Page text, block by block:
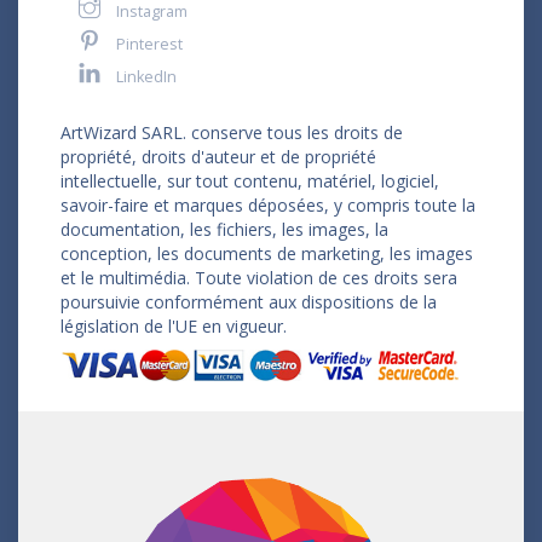
Instagram
Pinterest
LinkedIn
ArtWizard SARL. conserve tous les droits de
propriété, droits d'auteur et de propriété
intellectuelle, sur tout contenu, matériel, logiciel,
savoir-faire et marques déposées, y compris toute la
documentation, les fichiers, les images, la
conception, les documents de marketing, les images
et le multimédia. Toute violation de ces droits sera
poursuivie conformément aux dispositions de la
législation de l'UE en vigueur.